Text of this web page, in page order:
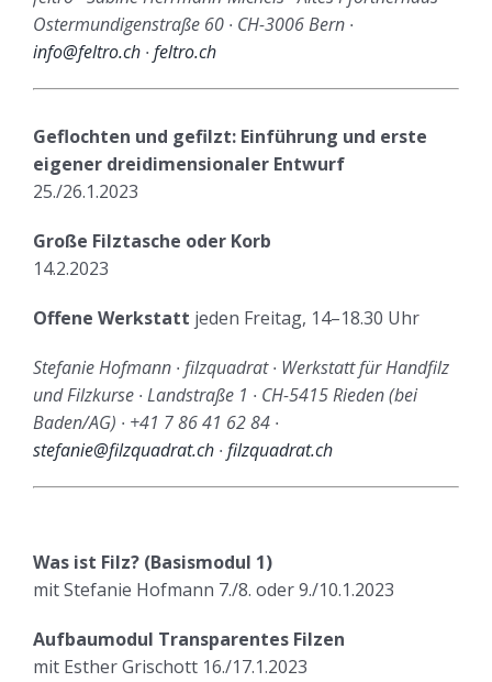
Ostermundigenstraße 60 ∙ CH-3006 Bern ∙
info@feltro.ch∙ feltro.ch
Geflochten und gefilzt: Einführung und erste
eigener dreidimensionaler Entwurf
25./26.1.2023
Große Filztasche oder Korb
14.2.2023
Offene Werkstatt jeden Freitag, 14–18.30 Uhr
Stefanie Hofmann ∙ filzquadrat ∙ Werkstatt für Handfilz
und Filzkurse ∙ Landstraße 1 ∙ CH-5415 Rieden (bei
Baden/AG) ∙ +41 7 86 41 62 84 ∙
stefanie@filzquadrat.ch∙ filzquadrat.ch
Was ist Filz? (Basismodul 1)
mit Stefanie Hofmann 7./8. oder 9./10.1.2023
Aufbaumodul Transparentes Filzen
mit Esther Grischott 16./17.1.2023